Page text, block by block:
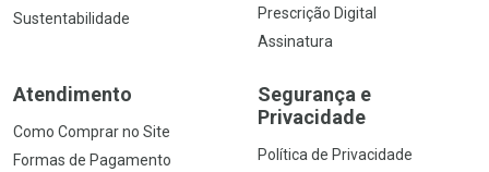
Sustentabilidade
Prescrição Digital
Assinatura
Atendimento
Como Comprar no Site
Formas de Pagamento
Segurança e
Privacidade
Política de Privacidade